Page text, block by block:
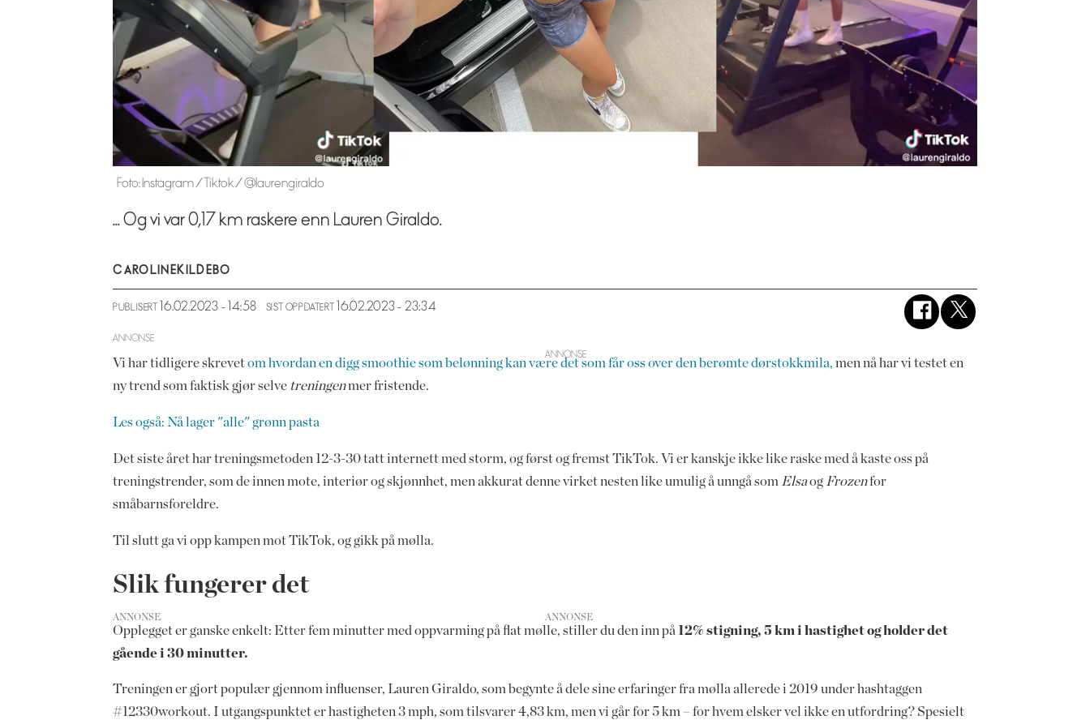
Foto: Instagram / Tiktok / @laurengiraldo
... Og vi var 0,17 km raskere enn Lauren Giraldo.
CAROLINEKILDEBO
PUBLISERT 16.02.2023 - 14:58 SIST OPPDATERT 16.02.2023 - 23:34
ANNONSE
Vi har tidligere skrevetom hvordan en digg smoothie som belønning kan være det som får oss over den berømte dørstokkmila, men nå har vi testet en
ny trend som faktisk gjør selve treningenmer fristende.
Les også: Nå lager "alle" grønn pasta
Det siste året har treningsmetoden 12-3-30 tatt internett med storm, og først og fremst TikTok. Vi er kanskje ikke like raske med å kaste oss på
treningstrender, som de innen mote, interiør og skjønnhet, men akkurat denne virket nesten like umulig å unngå som Elsaog Frozenfor
småbarnsforeldre.
Til slutt ga vi opp kampen mot TikTok, og gikk på mølla.
Slik fungerer det
ANNONSE
Opplegget er ganske enkelt: Etter fem minutter med oppvarming på flat mølle, stiller du den inn på 12% stigning, 5 km i hastighet og holder det
gående i 30 minutter.
Treningen er gjort populær gjennom influenser, Lauren Giraldo, som begynte å dele sine erfaringer fra mølla allerede i 2019 under hashtaggen
#12330workout. I utgangspunktet er hastigheten 3 mph, som tilsvarer 4,83 km, men vi går for 5 km – for hvem elsker vel ikke en utfordring? Spesielt